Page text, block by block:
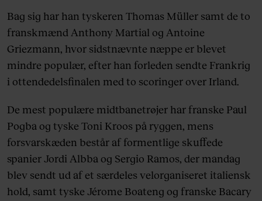
Bag sig har han tyskeren Thomas Müller samt de to
franskmænd Anthony Martial og Antoine
Griezmann, hvor sidstnævnte næppe er blevet
mindre populær, efter han forleden sendte Frankrig
i ottendedelsfinalen med to scoringer over Irland.
De mest populære midtbanetrøjer har franske Paul
Pogba og tyske Toni Kroos på ryggen, mens
forsvarskæden består af formentlige skuffede
spanier Jordi Albba og Sergio Ramos, der mandag
blev sendt ud af et særdeles velorganiseret italiensk
hold, samt tyske Jérome Boateng og franske Bacary